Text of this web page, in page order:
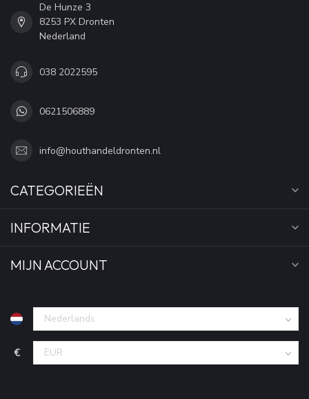
De Hunze 3
8253 PX Dronten
Nederland
038 2022595
0621506889
info@houthandeldronten.nl
CATEGORIEËN
INFORMATIE
MIJN ACCOUNT
€